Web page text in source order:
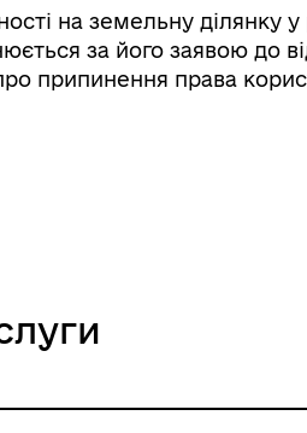
на земельну ділянку у
за його заявою до
припинення права